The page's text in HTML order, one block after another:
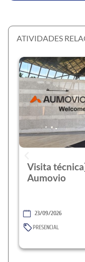
ATIVIDADES
Visita
Aumovio
23/09/2026
PRESENCIAL